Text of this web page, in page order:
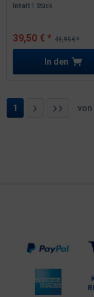
Inhalt1 Stück
49,99 € *
39,50 € *
In den
1 von